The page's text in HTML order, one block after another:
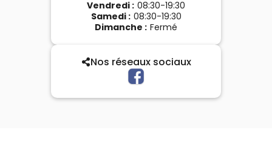
Vendredi : 08:30-19:30
Samedi: 08:30-19:30
Dimanche : Fermé
Nos réseaux sociaux